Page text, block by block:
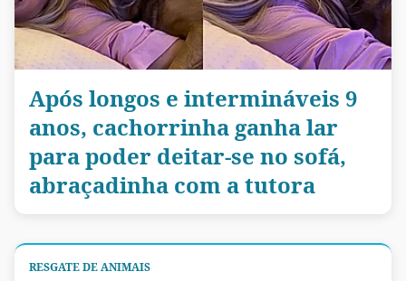
Após longos e intermináveis 9
anos, cachorrinha ganha lar
para poder deitar-se no sofá,
abraçadinha com a tutora
RESGATE DE ANIMAIS